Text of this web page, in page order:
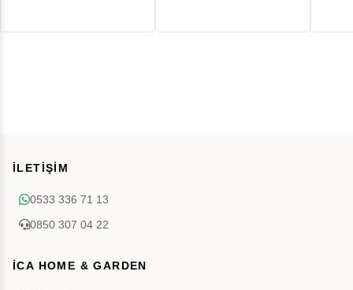
İLETİŞİM
0533 336 71 13
0850 307 04 22
İCA HOME & GARDEN